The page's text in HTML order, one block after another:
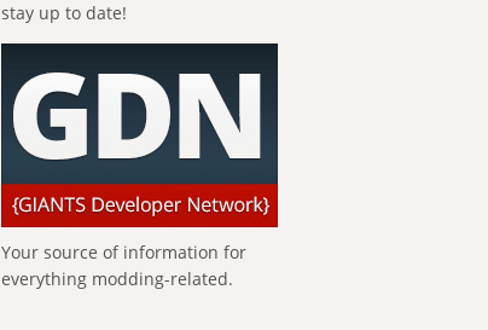
stay up to date!
Your source of information for
everything modding-related.